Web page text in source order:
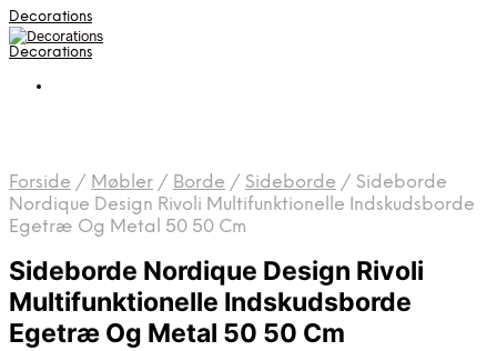
Decorations
Decorations
Forside / Møbler / Borde / Sideborde / Sideborde
Nordique Design Rivoli Multifunktionelle Indskudsborde
Egetræ Og Metal 50 50 Cm
Sideborde Nordique Design Rivoli
Multifunktionelle Indskudsborde
Egetræ Og Metal 50 50 Cm